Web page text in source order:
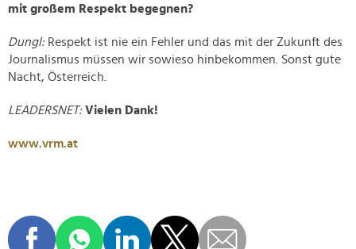
mit großem Respekt begegnen?
Dungl: Respekt ist nie ein Fehler und das mit der Zukunft des
Journalismus müssen wir sowieso hinbekommen. Sonst gute
Nacht, Österreich.
LEADERSNET: Vielen Dank!
www.vrm.at